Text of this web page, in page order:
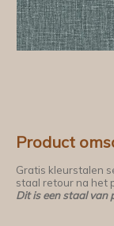
Product
Gratis kleurstalen
staal retour na het
Dit is een staal van